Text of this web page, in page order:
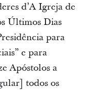
d’A Igreja de
Últimos Dias
para
e para
Apóstolos a
todos os